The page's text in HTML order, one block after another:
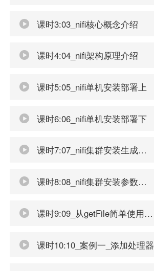
课时3:03_nifi核心概念介绍
课时4:04_nifi架构原理介绍
课时5:05_nifi单机安装部署上
课时6:06_nifi单机安装部署下
课时7:07_nifi集群安装生成分发安全证书
课时8:08_nifi集群安装参数配置启动
课时9:09_从getFile简单使用nifi
课时10:10_案例一_添加处理器